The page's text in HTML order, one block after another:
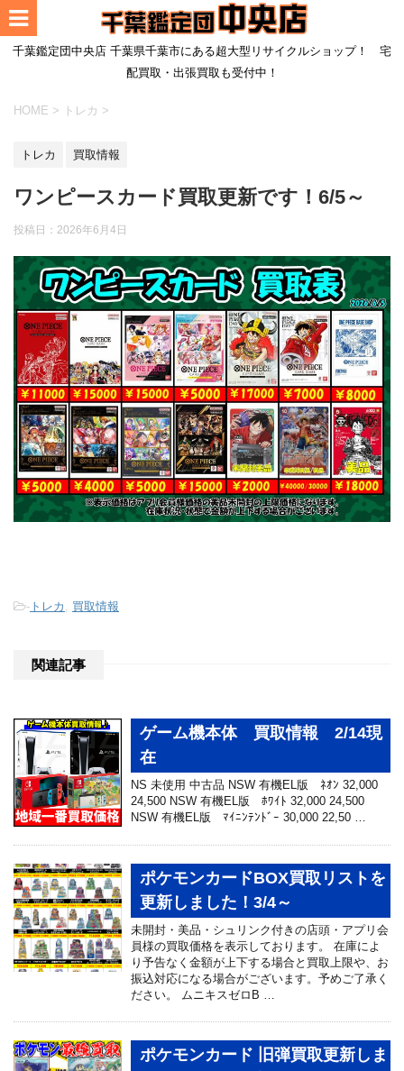
千葉鑑定団中央店 千葉県千葉市にある超大型リサイクルショップ！ 宅
配買取・出張買取も受付中！
HOME > トレカ >
トレカ 買取情報
ワンピースカード買取更新です！6/5～
投稿日： 2026年6月4日
- トレカ , 買取情報
関連記事
ゲーム機本体 買取情報 2/14現
在
NS 未使用 中古品 NSW 有機EL版 ﾈｵﾝ 32,000
24,500 NSW 有機EL版 ﾎﾜｲﾄ 32,000 24,500
NSW 有機EL版 ﾏｲﾆﾝﾃﾝﾄﾞｰ 30,000 22,50 …
ポケモンカードBOX買取リストを
更新しました！3/4～
未開封・美品・シュリンク付きの店頭・アプリ会
員様の買取価格を表示しております。 在庫によ
り予告なく金額が上下する場合と買取上限や、お
振込対応になる場合がございます。予めご了承く
ださい。 ムニキスゼロB …
ポケモンカード 旧弾買取更新しま